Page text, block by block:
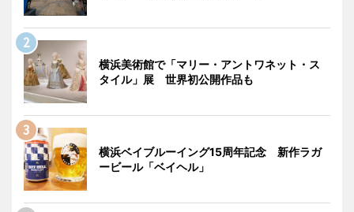
横浜美術館で「マリー・アントワネット・ス
タイル」展 世界初公開作品も
横浜ベイブルーイング15周年記念 新作ラガ
ービール「ベイヘル」